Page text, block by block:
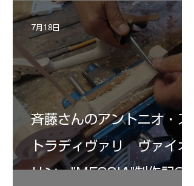
斉藤さんのアントニオ・ス
トラディヴァリ ヴァイオ
リン ”MESSIA"制作記32
7月18日